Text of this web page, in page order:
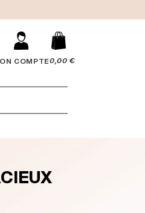
COMPTE0,00 €